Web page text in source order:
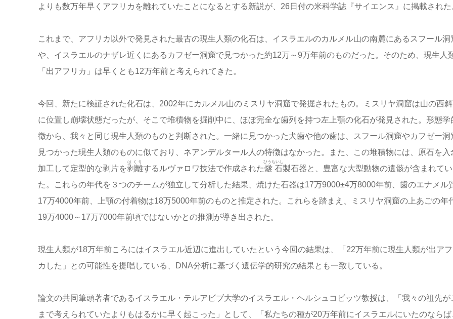
よりも数万年早くアフリカを離れていたことになるとする新説が、26日付の米科学誌『サイエンス』に掲載された
これまで、アフリカ以外で発見された最古の現生人類の化石は、イスラエルのカルメル山の南麓にあるスフール洞
や、イスラエルのナザレ近くにあるカフゼー洞窟で見つかった約12万～9万年前のものだった。そのため、現生人
「出アフリカ」は早くとも12万年前と考えられてきた。
今回、新たに検証された化石は、2002年にカルメル山のミスリヤ洞窟で発掘されたもの。ミスリヤ洞窟は山の西
に位置し崩壊状態だったが、そこで堆積物を掘削中に、ほぼ完全な歯列を持つ左上顎の化石が発見された。形態学
徴から、我々と同じ現生人類のものと判断された。一緒に見つかった犬歯や他の歯は、スフール洞窟やカフゼー洞
見つかった現生人類のものに似ており、ネアンデルタール人の特徴はなかった。また、この堆積物には、原石を入
加工して定型的な剥片を剥離
はくり
するルヴァロワ技法で作成された燧石
ひうちいし
製石器と、豊富な大型動物の遺骸が含まれてい
た。これらの年代を３つのチームが独立して分析した結果、焼けた石器は17万9000±4万8000年前、歯のエナメル
17万4000年前、上顎の付着物は18万5000年前のものと推定された。これらを踏まえ、ミスリヤ洞窟の上あごの年
19万4000～17万7000年前頃ではないかとの推測が導き出された。
現生人類が18万年前ころにはイスラエル近辺に進出していたという今回の結果は、「22万年前に現生人類が出ア
カした」との可能性を提唱している、DNA分析に基づく遺伝学的研究の結果とも一致している。
論文の共同筆頭著者であるイスラエル・テルアビブ大学のイスラエル・ヘルシュコビッツ教授は、「我々の祖先が
まで考えられていたよりもはるかに早く起こった」として、「私たちの種が20万年前にイスラエルにいたのならば